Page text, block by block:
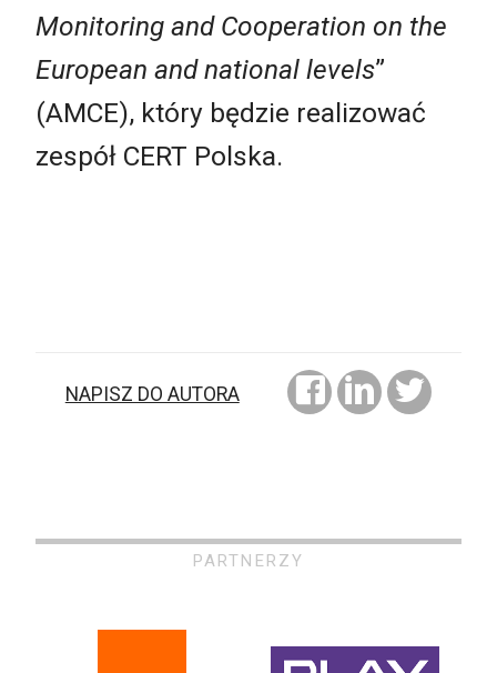
Monitoring and Cooperation on the
European and national levels”
(AMCE), który będzie realizować
zespół CERT Polska.
NAPISZ DO AUTORA
PARTNERZY